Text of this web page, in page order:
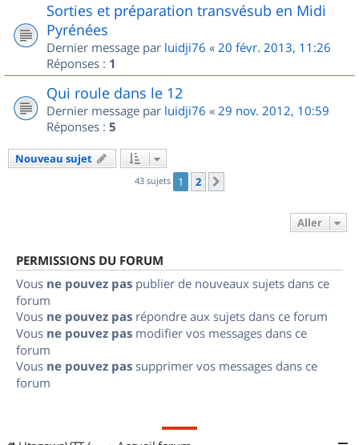
Sorties et préparation transvésub en Midi
Pyrénées
Dernier message par luidji76 « 20 févr. 2013, 11:26
Réponses : 1
Qui roule dans le 12
Dernier message par luidji76 « 29 nov. 2012, 10:59
Réponses : 5
Nouveau sujet
43 sujets 1 2
Aller
PERMISSIONS DU FORUM
Vous ne pouvez pas publier de nouveaux sujets dans ce
forum
Vous ne pouvez pas répondre aux sujets dans ce forum
Vous ne pouvez pas modifier vos messages dans ce
forum
Vous ne pouvez pas supprimer vos messages dans ce
forum